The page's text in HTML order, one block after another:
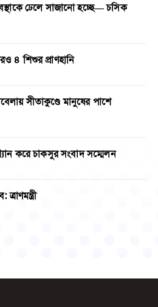
ঢেলে সাজানো হচ্ছে— চসিক
৪ শিশুর প্রাণহানি
সীতাকুণ্ডে মানুষের পাশে
করে চাকসুর সংবাদ সম্মেলন